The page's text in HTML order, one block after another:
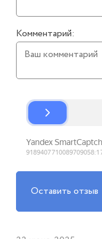
Комментарий:
Оставить отзыв